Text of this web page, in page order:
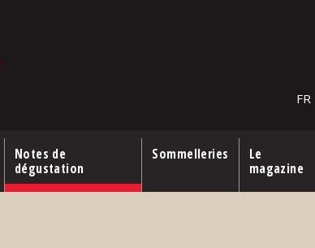
FR
Notes de
dégustation
Sommelleries
Le
magazine